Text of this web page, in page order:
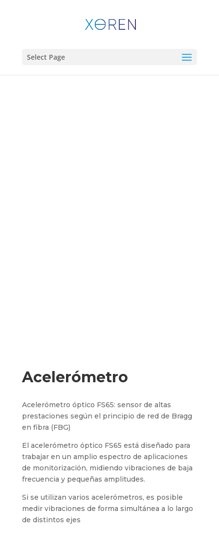
Select Page
Acelerómetro
Acelerómetro óptico FS65: sensor de altas
prestaciones según el principio de red de Bragg
en fibra (FBG)
El acelerómetro óptico FS65 está diseñado para
trabajar en un amplio espectro de aplicaciones
de monitorización, midiendo vibraciones de baja
frecuencia y pequeñas amplitudes.
Si se utilizan varios acelerómetros, es posible
medir vibraciones de forma simultánea a lo largo
de distintos ejes